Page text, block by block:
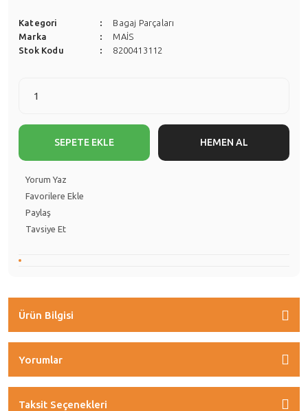
Kategori
Bagaj Parçaları
Marka
MAİS
Stok Kodu
8200413112
SEPETE EKLE HEMEN AL
Yorum Yaz
Paylaş
Tavsiye Et
Ürün Bilgisi
Yorumlar
Taksit Seçenekleri